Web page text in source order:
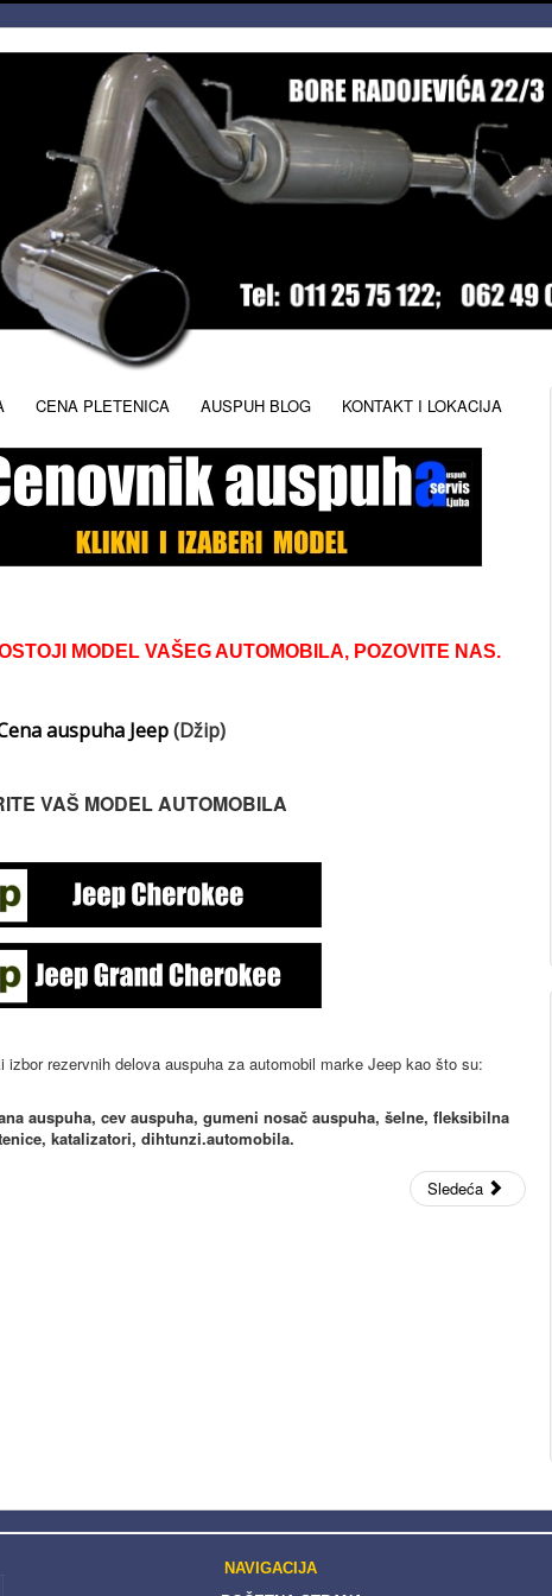
CENA PLETENICA AUSPUH BLOG KONTAKT I LOKACIJA
MODEL VAŠEG AUTOMOBILA, POZOVITE NAS.
auspuha Jeep(Džip)
VAŠ MODEL AUTOMOBILA
rezervnih delova auspuha za automobil marke Jeep kao što su:
auspuha, cev auspuha, gumeni nosač auspuha, šelne, fleksibilna
katalizatori, dihtunzi.automobila.
Sledeća
NAVIGACIJA